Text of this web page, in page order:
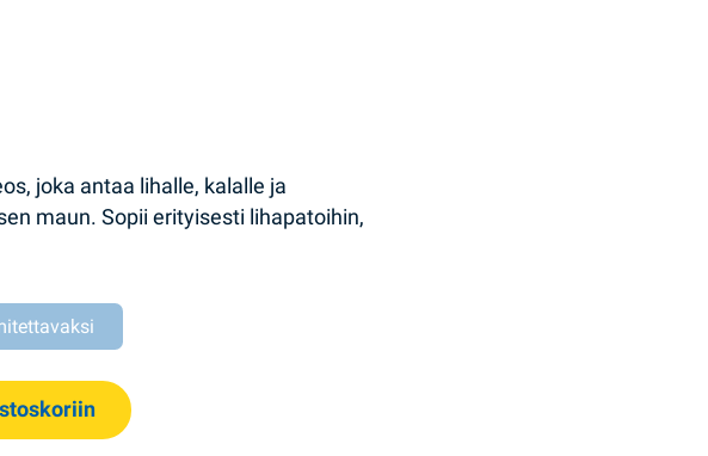
joka antaa lihalle, kalalle ja
maun. Sopii erityisesti lihapatoihin,
quantity